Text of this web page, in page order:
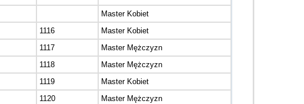
Master Kobiet
1116
Master Kobiet
1117
Master Mężczyzn
1118
Master Mężczyzn
1119
Master Kobiet
1120
Master Mężczyzn